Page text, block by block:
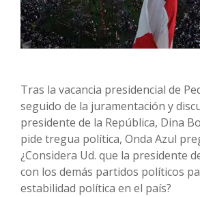
Tras la vacancia presidencial de
seguido de la juramentación y
presidente de la República, Dina
pide tregua política, Onda Azul
¿Considera Ud. que la presidente
con los demás partidos políticos
estabilidad política en el país?